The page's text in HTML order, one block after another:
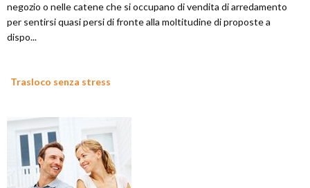
negozio o nelle catene che si occupano di vendita di arredamento
per sentirsi quasi persi di fronte alla moltitudine di proposte a
dispo...
Trasloco senza stress